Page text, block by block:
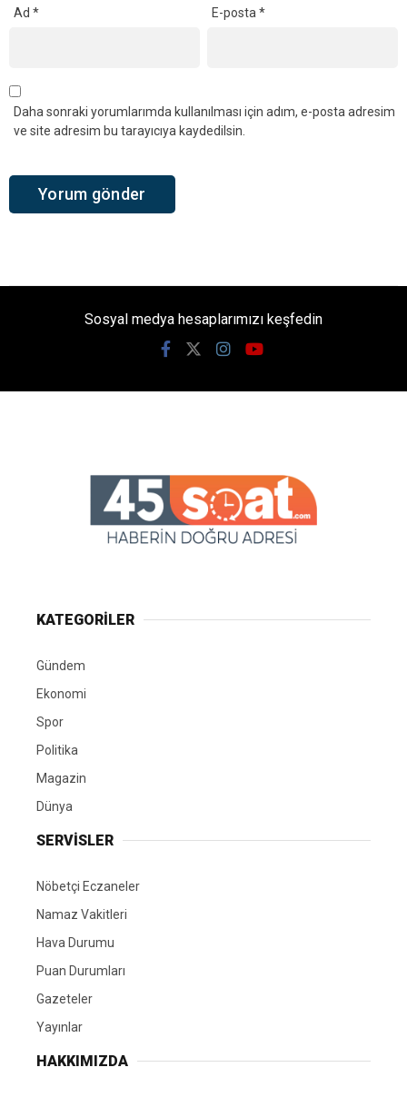
Ad * E-posta*
Daha sonraki yorumlarımda kullanılması için adım, e-posta adresim
ve site adresim bu tarayıcıya kaydedilsin.
Sosyal medya hesaplarımızı keşfedin
KATEGORİLER
Gündem
Ekonomi
Spor
Politika
Magazin
Dünya
SERVİSLER
Nöbetçi Eczaneler
Namaz Vakitleri
Hava Durumu
Puan Durumları
Gazeteler
Yayınlar
HAKKIMIZDA